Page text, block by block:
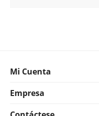
Mi Cuenta
Empresa